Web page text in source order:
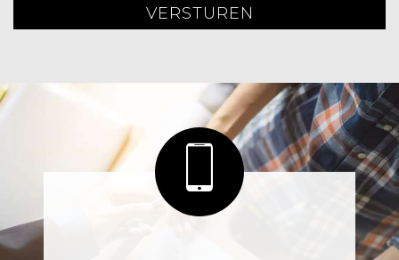
VERSTUREN